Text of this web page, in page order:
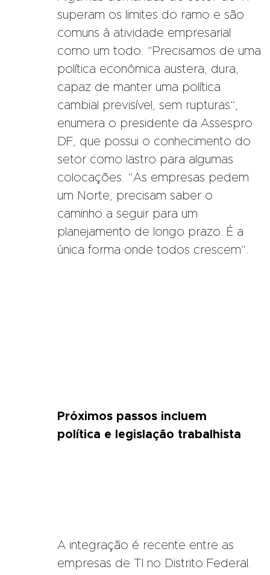
superam os limites do ramo e são
comuns à atividade empresarial
como um todo. “Precisamos de uma
política econômica austera, dura,
capaz de manter uma política
cambial previsível, sem rupturas”,
enumera o presidente da Assespro
DF, que possui o conhecimento do
setor como lastro para algumas
colocações. “As empresas pedem
um Norte; precisam saber o
caminho a seguir para um
planejamento de longo prazo. É a
única forma onde todos crescem”.
Próximos passos incluem
política e legislação trabalhista
A integração é recente entre as
empresas de TI no Distrito Federal.